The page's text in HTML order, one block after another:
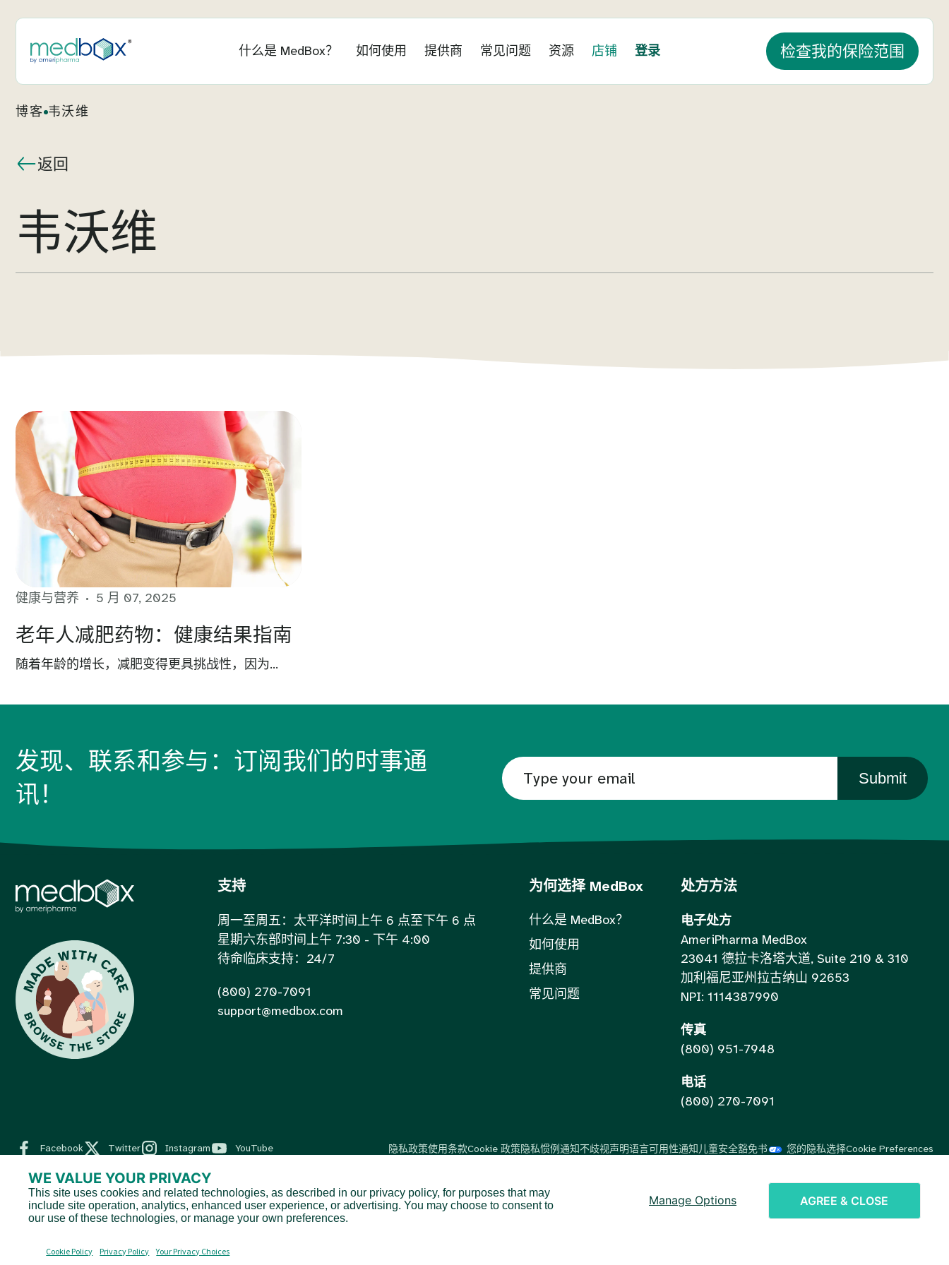
什么是 MedBox？ 如何使用 提供商 常见问题 资源 店铺 登录 检查我的保险范围
博客 韦沃维
返回
韦沃维
健康与营养 5 月 07, 2025
老年人减肥药物：健康结果指南
随着年龄的增长，减肥变得更具挑战性，因为...
发现、联系和参与：订阅我们的时事通
讯！
Submit
支持
周一至周五：太平洋时间上午 6 点至下午 6 点
星期六东部时间上午 7:30 - 下午 4:00
待命临床支持：24/7
(800) 270-7091
support@medbox.com
为何选择 MedBox
什么是 MedBox？
如何使用
提供商
常见问题
处方方法
电子处方
AmeriPharma MedBox
23041 德拉卡洛塔大道, Suite 210 & 310
加利福尼亚州拉古纳山 92653
NPI: 1114387990
传真
(800) 951-7948
电话
(800) 270-7091
Facebook Twitter Instagram YouTube 隐私政策使用条款Cookie 政策隐私惯例通知不歧视声明语言可用性通知儿童安全豁免书 您的隐私选择Cookie Preferences
© 2026 MedBox by AmeriPharma。版权所有。.
MedBox是AmeriPharma旗下公司。AmeriPharma的优质服务覆盖美国48个州和地区。.
WE VALUE YOUR PRIVACY
This site uses cookies and related technologies, as described in our privacy policy, for purposes that may
include site operation, analytics, enhanced user experience, or advertising. You may choose to consent to
our use of these technologies, or manage your own preferences.
Manage Options AGREE & CLOSE
Cookie Policy Privacy Policy Your Privacy Choices
English
Spanish